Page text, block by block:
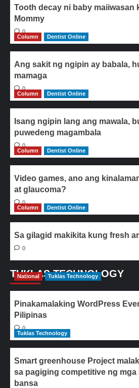
Tooth decay ni baby maiiwasan
Mommy
0
Column
Dentist Online
Ang sakit ng ngipin ay babala,
mamaga
0
Column
Dentist Online
Isang ngipin lang ang mawala,
puwedeng magambala
0
Column
Dentist Online
Video games, ano ang
at glaucoma?
0
Column
Dentist Online
Sa gilagid makikita kung fresh
0
TUKLAS TECHNOLOGY
National Tuklas Technology
Pinakamalaking WordPress
Pilipinas
0
Tuklas Technology
Smart greenhouse Project
sa pagiging competitive ng mga
bansa